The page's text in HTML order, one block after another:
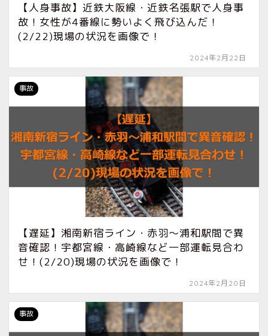
【人身事故】近鉄大阪線・近鉄名張駅で人身事
故！女性が4番線に勢いよく飛び込んだ！
(2/22)現場の状況を画像で！
2024年2月22日
事故
【遅延】湘南新宿ライン・赤羽〜浦和駅間で異
音確認！宇都宮線・高崎線など一部運転見合わ
せ！(2/20)現場の状況を画像で！
2024年2月20日
事故